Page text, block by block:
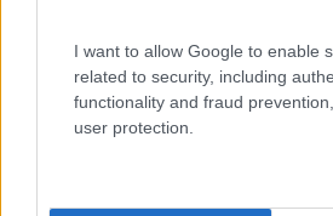
I want to allow Google to enable
related to security, including
functionality and fraud
user protection.
Area di sosta (AA)
Agriturismo La Finca
Servizi / Posizione